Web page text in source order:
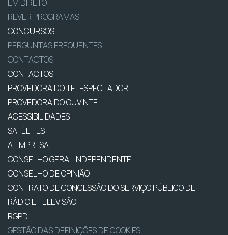
EM DIRETO
REVER PROGRAMAS
CONCURSOS
PERGUNTAS FREQUENTES
CONTACTOS
CONTACTOS
PROVEDORA DO TELESPECTADOR
PROVEDORA DO OUVINTE
ACESSIBILIDADES
SATÉLITES
A EMPRESA
CONSELHO GERAL INDEPENDENTE
CONSELHO DE OPINIÃO
CONTRATO DE CONCESSÃO DO SERVIÇO PÚBLICO DE
RÁDIO E TELEVISÃO
RGPD
GESTÃO DAS DEFINIÇÕES DE COOKIES